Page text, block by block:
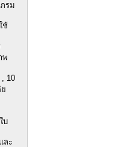
รม
ช้
พ
10
บ
ละ